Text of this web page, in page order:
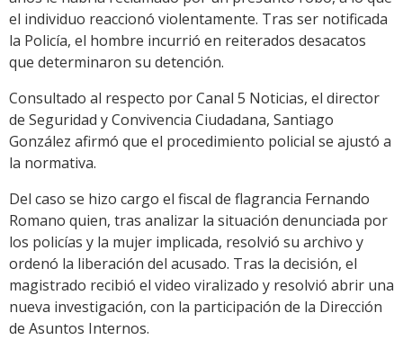
el individuo reaccionó violentamente. Tras ser notificada
la Policía, el hombre incurrió en reiterados desacatos
que determinaron su detención.
Consultado al respecto por Canal 5 Noticias, el director
de Seguridad y Convivencia Ciudadana, Santiago
González afirmó que el procedimiento policial se ajustó a
la normativa.
Del caso se hizo cargo el fiscal de flagrancia Fernando
Romano quien, tras analizar la situación denunciada por
los policías y la mujer implicada, resolvió su archivo y
ordenó la liberación del acusado. Tras la decisión, el
magistrado recibió el video viralizado y resolvió abrir una
nueva investigación, con la participación de la Dirección
de Asuntos Internos.